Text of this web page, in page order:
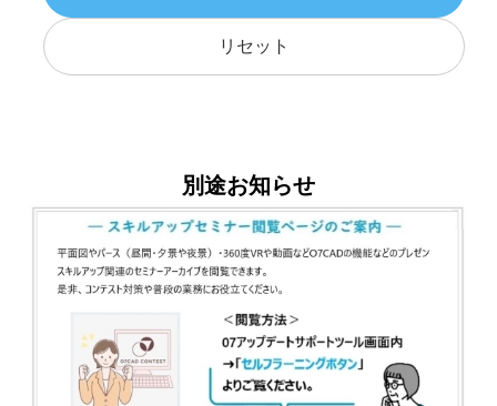
リセット
別途お知らせ